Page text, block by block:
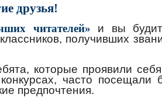
друзья!
читателей»
и вы
получивших
которые проявили
часто посещали
предпочтения.